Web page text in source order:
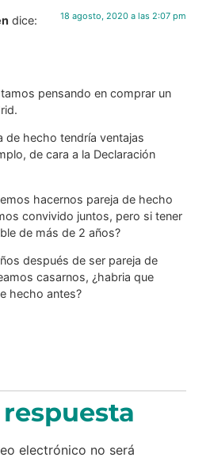
dice: 18 agosto, 2020 a las 2:07 pm
pensando en comprar un
de hecho tendría ventajas
de cara a la Declaración
hacernos pareja de hecho
convivido juntos, pero si tener
de más de 2 años?
después de ser pareja de
casarnos, ¿habria que
hecho antes?
electrónico no será